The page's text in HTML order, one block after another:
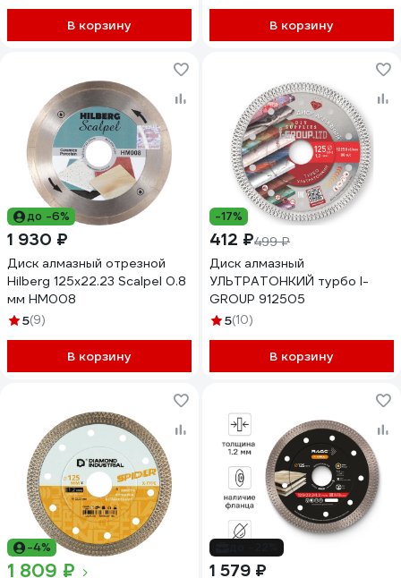
В корзину В корзину
до -6%
1 930 ₽
Диск алмазный отрезной
Hilberg 125x22.23 Scalpel 0.8
мм HM008
5(9)
В корзину
-17%
412 ₽499 ₽
Диск алмазный
УЛЬТРАТОНКИЙ турбо I-
GROUP 912505
5(10)
В корзину
-4%
1 809 ₽ 1 579 ₽